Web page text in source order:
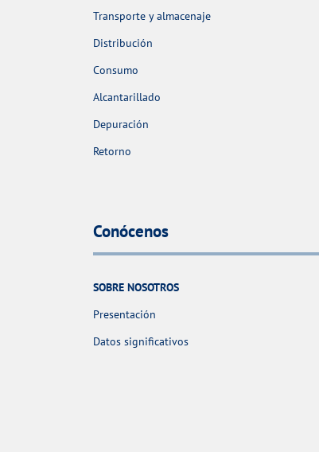
Transporte y almacenaje
Distribución
Consumo
Alcantarillado
Depuración
Retorno
Conócenos
SOBRE NOSOTROS
Presentación
Datos significativos